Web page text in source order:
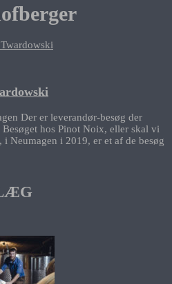
Der er leverandør-besøg der
hos Pinot Noix, eller skal vi
Neumagen i 2019, er et af de besøg